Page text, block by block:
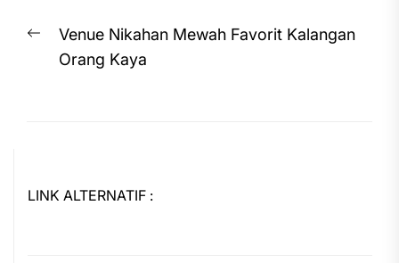
navigation
Previous
post:
Venue Nikahan Mewah Favorit Kalangan
Orang Kaya
LINK ALTERNATIF :